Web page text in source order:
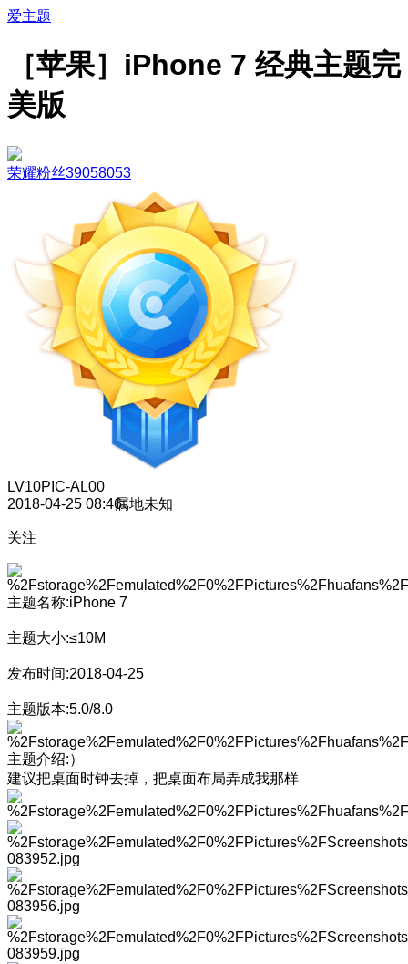
爱主题
［苹果］iPhone 7 经典主题完
美版
荣耀粉丝39058053
LV10PIC-AL00
2018-04-25 08:46属地未知
关注
主题名称:iPhone 7
主题大小:≤10M
发布时间:2018-04-25
主题版本:5.0/8.0
主题介绍:）
建议把桌面时钟去掉，把桌面布局弄成我那样